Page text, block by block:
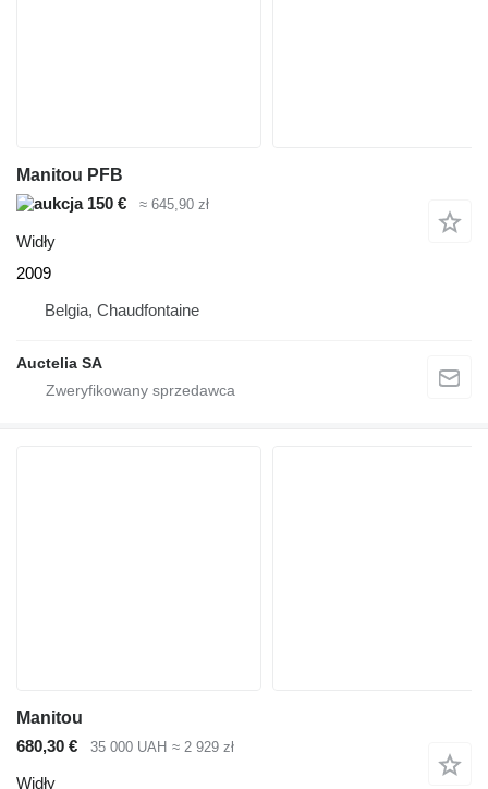
Manitou PFB
150 €
≈ 645,90 zł
Widły
2009
Belgia, Chaudfontaine
Auctelia SA
Manitou
680,30 €
35 000 UAH ≈ 2 929 zł
Widły